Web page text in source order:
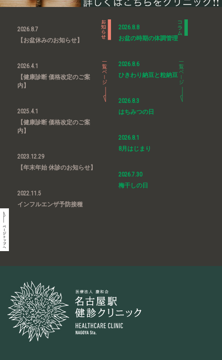
2026.8.7
【お盆休みのお知らせ】
2026.4.1
【健康診断 価格改定のご案
内】
2025.4.1
【健康診断 価格改定のご案
内】
2023.12.29
【年末年始 休診のお知らせ】
2022.11.5
インフルエンザ予防接種
2026.8.8
お盆の時期の体調管理
2026.8.6
ひきわり納豆と粒納豆
2026.8.3
はちみつの日
2026.8.1
8月はじまり
2026.7.30
梅干しの日